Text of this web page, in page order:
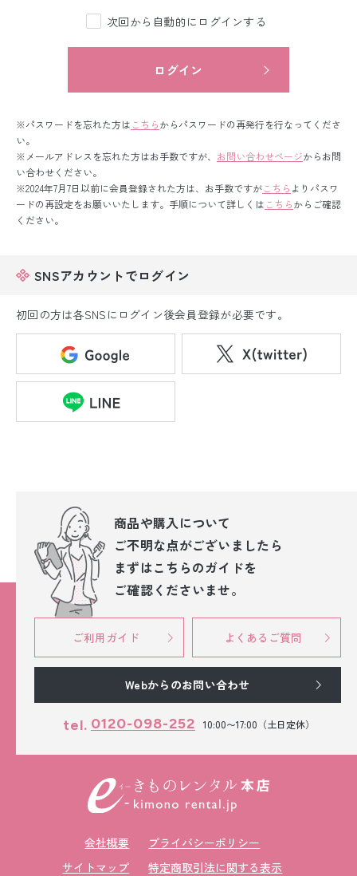
色打掛&紋付袴レンタル
白無垢&紋付袴レンタル
引き振袖レンタル
次回から自動的にログインする
ログイン
※パスワードを忘れた方は こちらからパスワードの再発行を行なってくださ
い。
※メールアドレスを忘れた方はお手数ですが、 お問い合わせページからお問
い合わせください。
※2024年7月7日以前に会員登録された方は、お手数ですがこちら よりパスワ
ードの再設定をお願いいたします。手順について詳しくは こちらからご確認
ください。
SNSアカウントでログイン
初回の方は各SNSにログイン後会員登録が必要です。
商品や購入について
ご不明な点がございましたら
まずはこちらのガイドを
ご確認くださいませ。
ご利用ガイド よくあるご質問
Webからのお問い合わせ
tel. 0120-098-252 10:00〜17:00（土日定休）
会社概要
プライバシーポリシー
サイトマップ
特定商取引法に関する表示